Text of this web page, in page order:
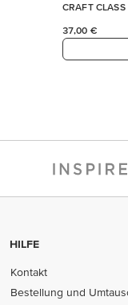
CRAFT CLASS
37,00 €
HILFE
Kontakt
Bestellung und